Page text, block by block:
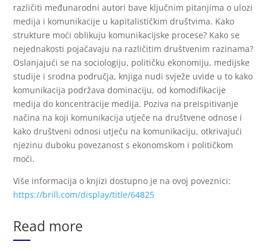
različiti međunarodni autori bave ključnim pitanjima o ulozi
medija i komunikacije u kapitalističkim društvima. Kako
strukture moći oblikuju komunikacijske procese? Kako se
nejednakosti pojačavaju na različitim društvenim razinama?
Oslanjajući se na sociologiju, političku ekonomiju, medijske
studije i srodna područja, knjiga nudi svježe uvide u to kako
komunikacija podržava dominaciju, od komodifikacije
medija do koncentracije medija. Poziva na preispitivanje
načina na koji komunikacija utječe na društvene odnose i
kako društveni odnosi utječu na komunikaciju, otkrivajući
njezinu duboku povezanost s ekonomskom i političkom
moći.
Više informacija o knjizi dostupno je na ovoj poveznici:
https://brill.com/display/title/64825
Read more